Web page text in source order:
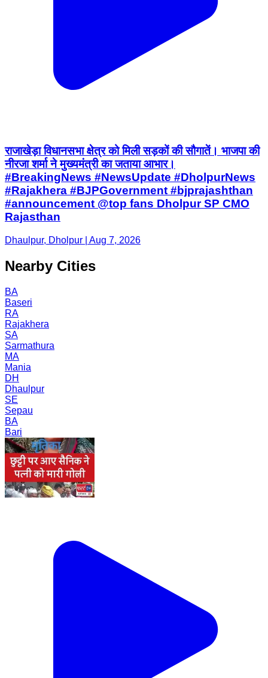
राजाखेड़ा विधानसभा क्षेत्र को मिली सड़कों की सौगातें। भाजपा की
नीरजा शर्मा ने मुख्यमंत्री का जताया आभार।
#BreakingNews #NewsUpdate #DholpurNews
#Rajakhera #BJPGovernment #bjprajashthan
#announcement @top fans Dholpur SP CMO
Rajasthan
Dhaulpur, Dholpur | Aug 7, 2026
Nearby Cities
BA
Baseri
RA
Rajakhera
SA
Sarmathura
MA
Mania
DH
Dhaulpur
SE
Sepau
BA
Bari